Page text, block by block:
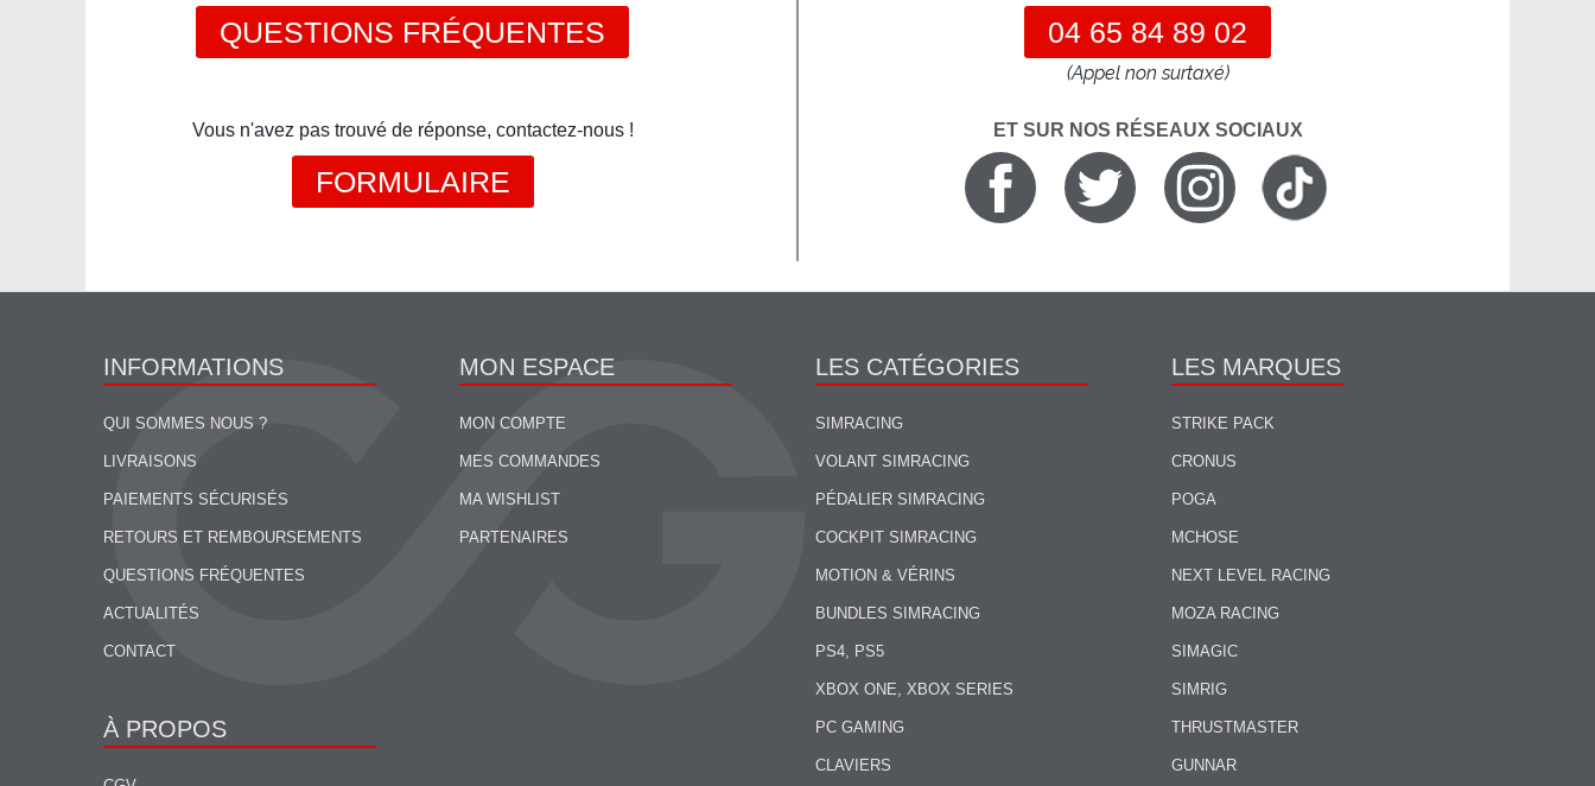
QUESTIONS FRÉQUENTES
Vous n'avez pas trouvé de réponse, contactez-nous !
FORMULAIRE
04 65 84 89 02
(Appel non surtaxé)
ET SUR NOS RÉSEAUX SOCIAUX
INFORMATIONS
QUI SOMMES NOUS ?
LIVRAISONS
PAIEMENTS SÉCURISÉS
RETOURS ET REMBOURSEMENTS
QUESTIONS FRÉQUENTES
ACTUALITÉS
CONTACT
À PROPOS
MON ESPACE
MON COMPTE
MES COMMANDES
MA WISHLIST
PARTENAIRES
LES CATÉGORIES
SIMRACING
VOLANT SIMRACING
PÉDALIER SIMRACING
COCKPIT SIMRACING
MOTION & VÉRINS
BUNDLES SIMRACING
PS4, PS5
XBOX ONE, XBOX SERIES
PC GAMING
CLAVIERS
LES MARQUES
STRIKE PACK
CRONUS
POGA
MCHOSE
NEXT LEVEL RACING
MOZA RACING
SIMAGIC
SIMRIG
THRUSTMASTER
GUNNAR